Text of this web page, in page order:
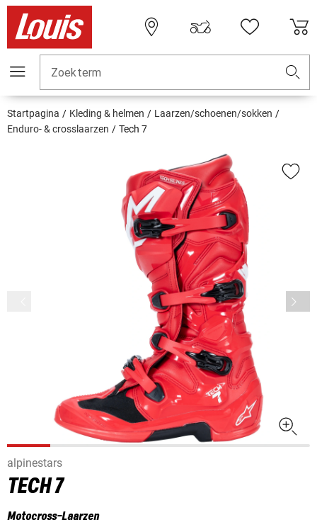
Zoekterm
Startpagina Kleding & helmen
Laarzen/schoenen/sokken
Enduro- & crosslaarzen
Tech 7
alpinestars
TECH 7
Motocross-Laarzen